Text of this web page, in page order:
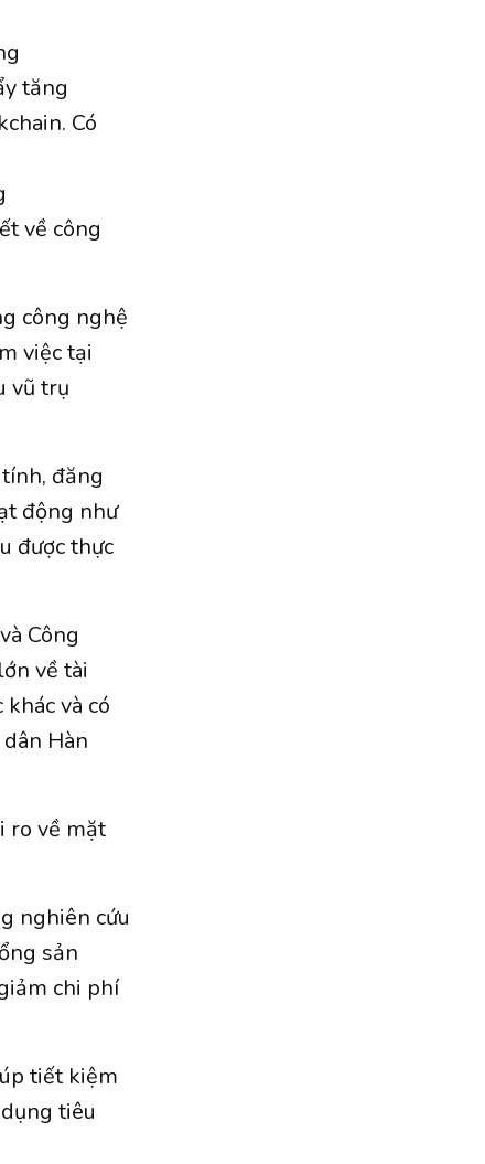
tăng
Có
về công
công nghệ
việc tại
vũ trụ
đăng
động như
được thực
Công
về tài
và có
Hàn
ro về mặt
nghiên cứu
sản
chi phí
tiết kiệm
tiêu